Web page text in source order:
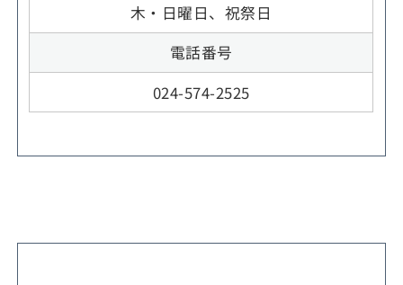
木・日曜日、祝祭日
電話番号
024-574-2525